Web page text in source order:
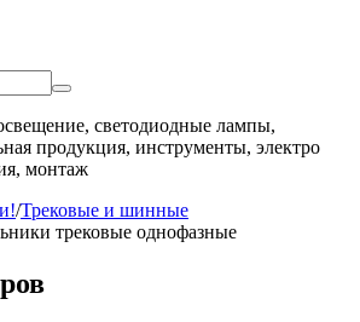
светодиодные лампы,
продукция, инструменты, электро
монтаж
/Трековые и шинные
трековые однофазные